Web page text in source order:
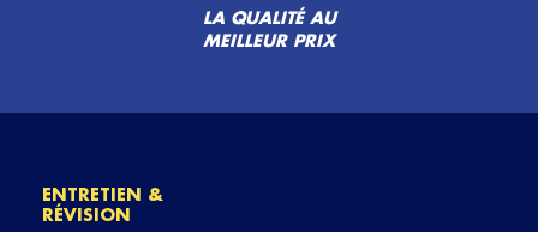
LA QUALITÉ AU
MEILLEUR PRIX
ENTRETIEN &
RÉVISION